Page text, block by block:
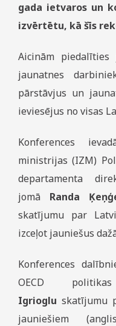
gada ietvaros un
izvērtētu, kā šīs
Aicinām piedalīties
jaunatnes
pārstāvjus un
ieviesējus no visas
Konferences
ministrijas (IZM)
departamenta
jomā Randa
skatījumu par
izceļot jauniešus
Konferences
OECD
Igrioglu skatījumu
jauniešiem